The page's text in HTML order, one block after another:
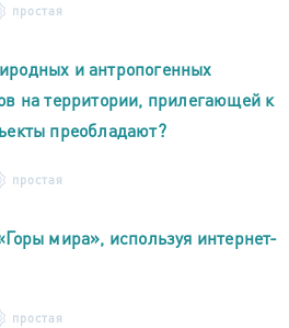
простая
и антропогенных
на территории, прилегающей к
преобладают?
простая
мира», используя интернет-
простая